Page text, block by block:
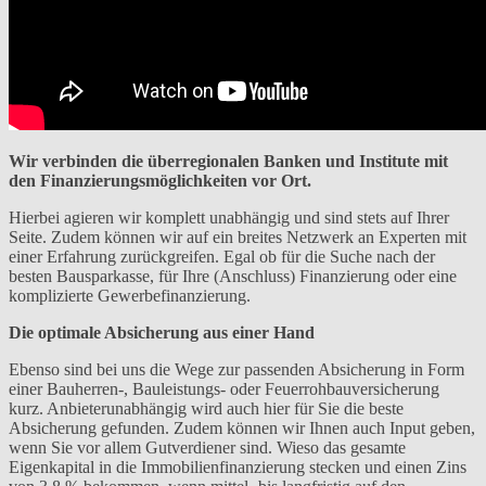
Wir verbinden die überregionalen Banken und Institute mit
den Finanzierungsmöglichkeiten vor Ort.
Hierbei agieren wir komplett unabhängig und sind stets auf Ihrer
Seite. Zudem können wir auf ein breites Netzwerk an Experten mit
einer Erfahrung zurückgreifen. Egal ob für die Suche nach der
besten Bausparkasse, für Ihre (Anschluss) Finanzierung oder eine
komplizierte Gewerbefinanzierung.
Die optimale Absicherung aus einer Hand
Ebenso sind bei uns die Wege zur passenden Absicherung in Form
einer Bauherren-, Bauleistungs- oder Feuerrohbauversicherung
kurz. Anbieterunabhängig wird auch hier für Sie die beste
Absicherung gefunden. Zudem können wir Ihnen auch Input geben,
wenn Sie vor allem Gutverdiener sind. Wieso das gesamte
Eigenkapital in die Immobilienfinanzierung stecken und einen Zins